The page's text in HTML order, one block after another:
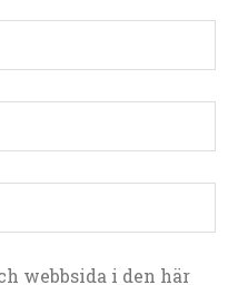
webbsida i den här